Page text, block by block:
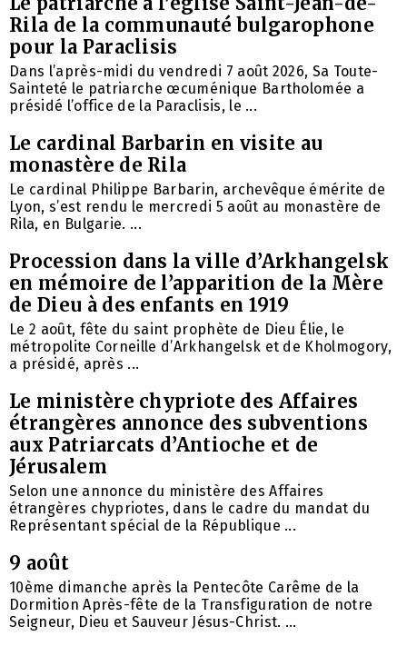
Rila de la communauté bulgarophone
pour la Paraclisis
Dans l’après-midi du vendredi 7 août 2026, Sa Toute-
Sainteté le patriarche œcuménique Bartholomée a
présidé l’office de la Paraclisis, le ...
Le cardinal Barbarin en visite au
monastère de Rila
Le cardinal Philippe Barbarin, archevêque émérite de
Lyon, s’est rendu le mercredi 5 août au monastère de
Rila, en Bulgarie. ...
Procession dans la ville d’Arkhangelsk
en mémoire de l’apparition de la Mère
de Dieu à des enfants en 1919
Le 2 août, fête du saint prophète de Dieu Élie, le
métropolite Corneille d’Arkhangelsk et de Kholmogory,
a présidé, après ...
Le ministère chypriote des Affaires
étrangères annonce des subventions
aux Patriarcats d’Antioche et de
Jérusalem
Selon une annonce du ministère des Affaires
étrangères chypriotes, dans le cadre du mandat du
Représentant spécial de la République ...
9 août
10ème dimanche après la Pentecôte Carême de la
Dormition Après-fête de la Transfiguration de notre
Seigneur, Dieu et Sauveur Jésus-Christ. ...